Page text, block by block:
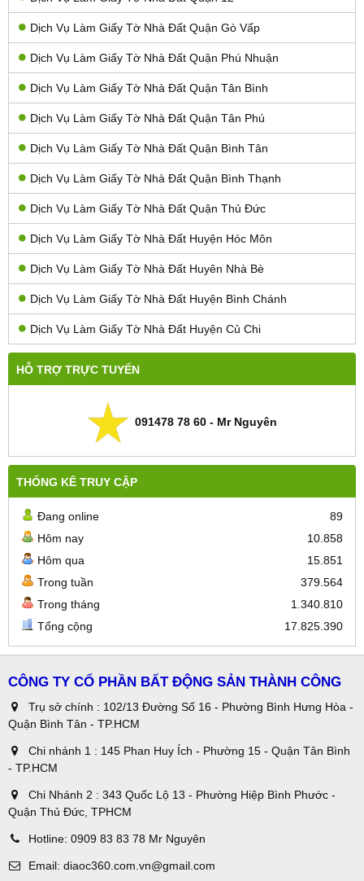
Dịch Vụ Làm Giấy Tờ Nhà Đất Quận Gò Vấp
Dịch Vụ Làm Giấy Tờ Nhà Đất Quận Phú Nhuận
Dịch Vụ Làm Giấy Tờ Nhà Đất Quận Tân Bình
Dịch Vụ Làm Giấy Tờ Nhà Đất Quận Tân Phú
Dịch Vụ Làm Giấy Tờ Nhà Đất Quận Bình Tân
Dịch Vụ Làm Giấy Tờ Nhà Đất Quận Bình Thạnh
Dịch Vụ Làm Giấy Tờ Nhà Đất Quận Thủ Đức
Dịch Vụ Làm Giấy Tờ Nhà Đất Huyện Hóc Môn
Dịch Vụ Làm Giấy Tờ Nhà Đất Huyên Nhà Bè
Dịch Vụ Làm Giấy Tờ Nhà Đất Huyện Bình Chánh
Dịch Vụ Làm Giấy Tờ Nhà Đất Huyện Củ Chi
HỖ TRỢ TRỰC TUYẾN
091478 78 60 - Mr Nguyên
THỐNG KÊ TRUY CẬP
Đang online
89
Hôm nay
10.858
Hôm qua
15.851
Trong tuần
379.564
Trong tháng
1.340.810
Tổng cộng
17.825.390
CÔNG TY CỔ PHẦN BẤT ĐỘNG SẢN THÀNH CÔNG
Trụ sở chính : 102/13 Đường Số 16 - Phường Bình Hưng Hòa -
Quận Bình Tân - TP.HCM
Chi nhánh 1 : 145 Phan Huy Ích - Phường 15 - Quận Tân Bình
- TP.HCM
Chi Nhánh 2 : 343 Quốc Lộ 13 - Phường Hiệp Bình Phước -
Quận Thủ Đức, TPHCM
Hotline: 0909 83 83 78 Mr Nguyên
Email: diaoc360.com.vn@gmail.com